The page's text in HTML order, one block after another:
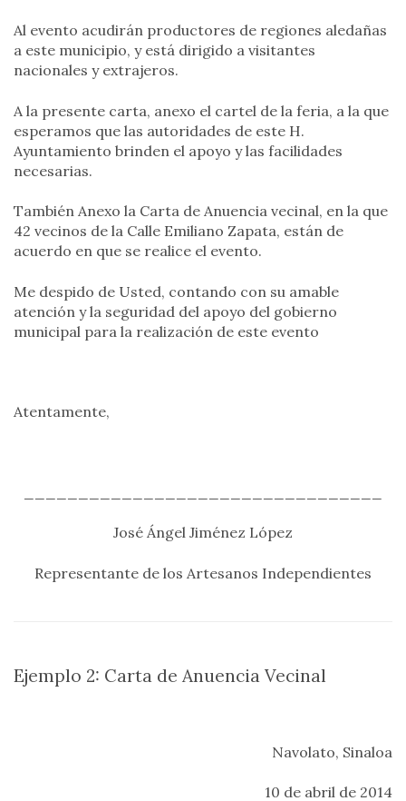
Al evento acudirán productores de regiones aledañas
a este municipio, y está dirigido a visitantes
nacionales y extrajeros.
A la presente carta, anexo el cartel de la feria, a la que
esperamos que las autoridades de este H.
Ayuntamiento brinden el apoyo y las facilidades
necesarias.
También Anexo la Carta de Anuencia vecinal, en la que
42 vecinos de la Calle Emiliano Zapata, están de
acuerdo en que se realice el evento.
Me despido de Usted, contando con su amable
atención y la seguridad del apoyo del gobierno
municipal para la realización de este evento
Atentamente,
José Ángel Jiménez López
Representante de los Artesanos Independientes
Ejemplo 2: Carta de Anuencia Vecinal
Navolato, Sinaloa
10 de abril de 2014